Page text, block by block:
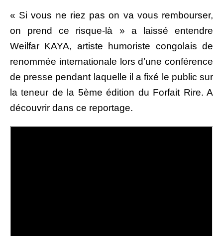
« Si vous ne riez pas on va vous rembourser,
on prend ce risque-là » a laissé entendre
Weilfar KAYA, artiste humoriste congolais de
renommée internationale lors d’une conférence
de presse pendant laquelle il a fixé le public sur
la teneur de la 5ème édition du Forfait Rire. A
découvrir dans ce reportage.